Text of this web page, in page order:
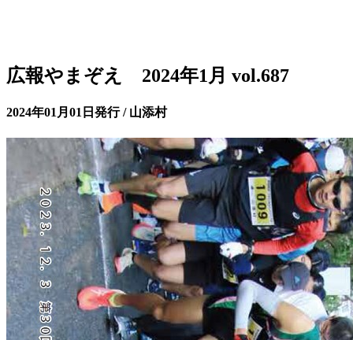
広報やまぞえ 2024年1月 vol.687
2024年01月01日発行 / 山添村